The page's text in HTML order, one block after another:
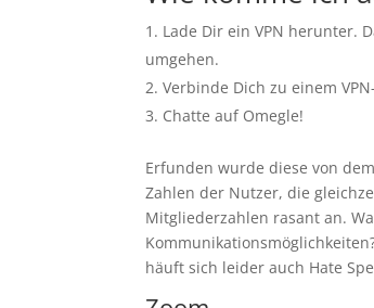
Lade Dir ein VPN herunter.
umgehen.
Verbinde Dich zu einem
Chatte auf Omegle!
Erfunden wurde diese von
Zahlen der Nutzer, die
Mitgliederzahlen rasant an.
häuft sich leider auch Hate